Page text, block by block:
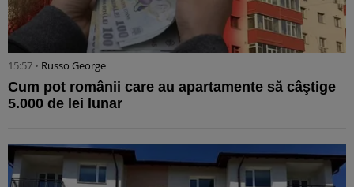
15:57 • Russo George
Cum pot românii care au apartamente să câştige
5.000 de lei lunar